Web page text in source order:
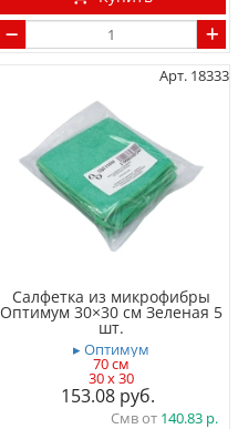
Арт. 18333
Салфетка из микрофибры
Оптимум 30×30 см Зеленая 5
шт.
▸ Оптимум
70 см
30 x 30
153.08
Смв от 140.83